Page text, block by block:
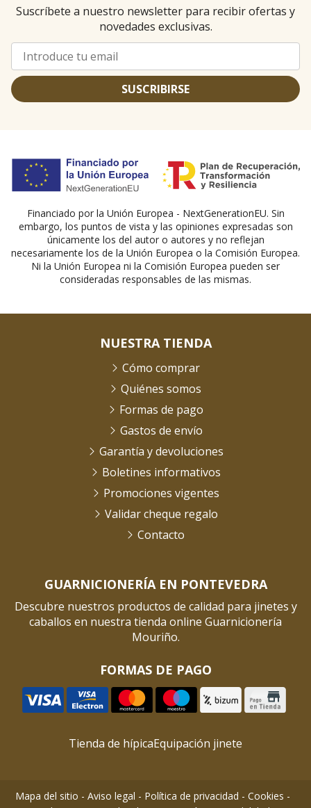
Suscríbete a nuestro newsletter para recibir ofertas y
novedades exclusivas.
SUSCRIBIRSE
Financiado por la Unión Europea - NextGenerationEU. Sin
embargo, los puntos de vista y las opiniones expresadas son
únicamente los del autor o autores y no reflejan
necesariamente los de la Unión Europea o la Comisión Europea.
Ni la Unión Europea ni la Comisión Europea pueden ser
consideradas responsables de las mismas.
GUARNICIONERÍA EN PONTEVEDRA
Descubre nuestros productos de calidad para jinetes y
caballos en nuestra tienda online Guarnicionería
Mouriño.
FORMAS DE PAGO
NUESTRA TIENDA
Cómo comprar
Quiénes somos
Formas de pago
Gastos de envío
Garantía y devoluciones
Boletines informativos
Promociones vigentes
Validar cheque regalo
Contacto
Tienda de hípicaEquipación jinete
Mapa del sitio - Aviso legal - Política de privacidad - Cookies -